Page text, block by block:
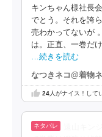
キンちゃん様社長
でとう。それを誇
売わかってないが
は。正直、一巻だ
…続きを読む
なつきネコ@着物
24人がナイス！して